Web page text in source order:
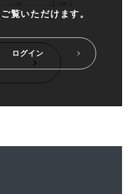
ご覧いただけます。
ログイン